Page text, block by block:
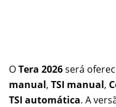
OTera 2026será
manual, TSI manual,
TSI automática. A